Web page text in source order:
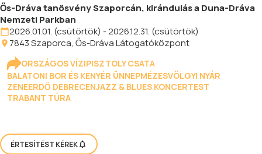
Ős-Dráva tanösvény Szaporcán, kirándulás a Duna-Dráva
Nemzeti Parkban
2026.01.01. (csütörtök) - 2026.12.31. (csütörtök)
7843Szaporca, Ős-Dráva Látogatóközpont
ORSZÁGOS VÍZIPISZTOLY CSATA
BALATONI BOR ÉS KENYÉR ÜNNEPMÉZESVÖLGYI NYÁR
ZENEERDŐ DEBRECENJAZZ & BLUES KONCERTEST
TRABANT TÚRA
ÉRTESÍTÉST KÉREK